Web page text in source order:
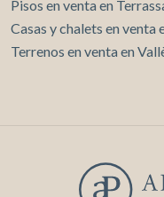
Pisos en venta en
Casas y chalets en venta
Terrenos en venta en